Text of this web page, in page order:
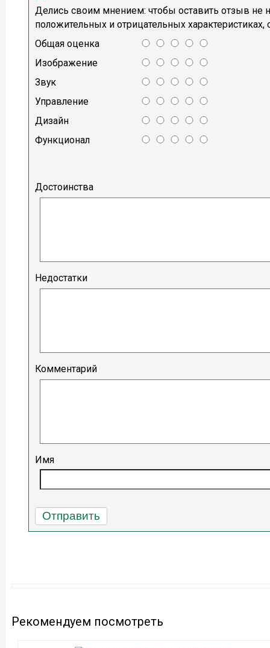
Делись своим мнением: чтобы оставить отзыв не
положительных и отрицательных характеристиках,
Общая оценка
Изображение
Звук
Управление
Дизайн
Функционал
Достоинства
Недостатки
Комментарий
Имя
Рекомендуем посмотреть